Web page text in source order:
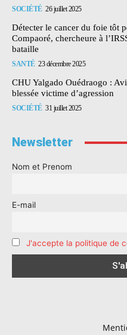
SOCIÉTÉ 26 juillet 2025
Détecter le cancer du foie tôt
Compaoré, chercheure à
bataille
SANTÉ 23 décembre 2025
CHU Yalgado Ouédraogo :
blessée victime d’agression
SOCIÉTÉ 31 juillet 2025
Newsletter
Nom et Prenom
E-mail
J'accepte la politique de